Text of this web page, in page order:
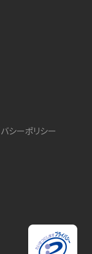
シーポリシー